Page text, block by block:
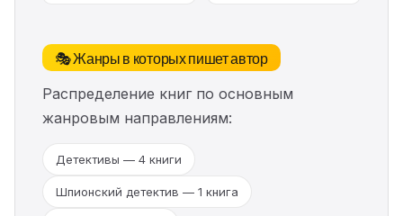
🎭 Жанры в которых пишет автор
Распределение книг по основным
жанровым направлениям:
Детективы — 4 книги
Шпионский детектив — 1 книга